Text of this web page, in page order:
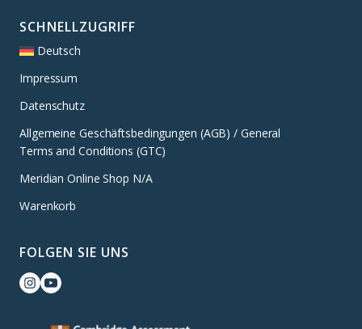
SCHNELLZUGRIFF
Deutsch
Impressum
Datenschutz
Allgemeine Geschäftsbedingungen (AGB) / General
Terms and Conditions (GTC)
Meridian Online Shop N/A
Warenkorb
FOLGEN SIE UNS